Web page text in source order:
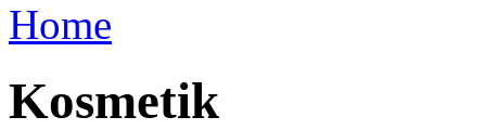
Home
Kosmetik